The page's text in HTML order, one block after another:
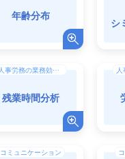
年齢分布
シ
人事労務の業務効率化（DX）
残業時間分析
コミュニケーション